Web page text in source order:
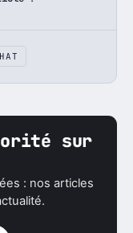
sur
: nos articles